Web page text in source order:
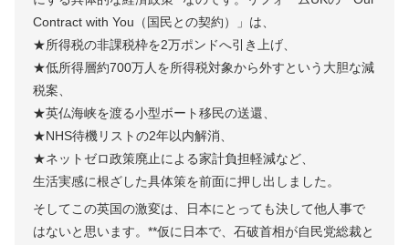
Contract with You（国民との契約）」は、
★所得税の非課税枠を2万ポンドへ引き上げ、
★低所得層約700万人を所得税対象から外すという大胆な減
税案、
★英仏海峡を渡る小型ボート移民の送還、
★NHS待機リストの2年以内解消、
★ネットゼロ政策廃止による家計負担軽減など、
生活実感に根ざした具体策を前面に押し出しました。
そしてこの英国の激変は、日本にとっても決して他人事で
はないと思います。**仮に日本で、石破首相が自民党総裁と